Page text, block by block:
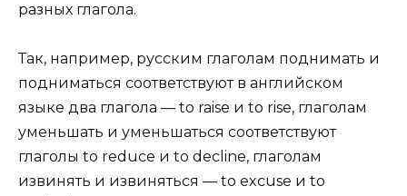
разных глагола.
Так, например, русским глаголам поднимать и
подниматься соответствуют в английском
языке два глагола — to raise и to rise, глаголам
уменьшать и уменьшаться соответствуют
глаголы to reduce и to decline, глаголам
извинять и извиняться — to excuse и to